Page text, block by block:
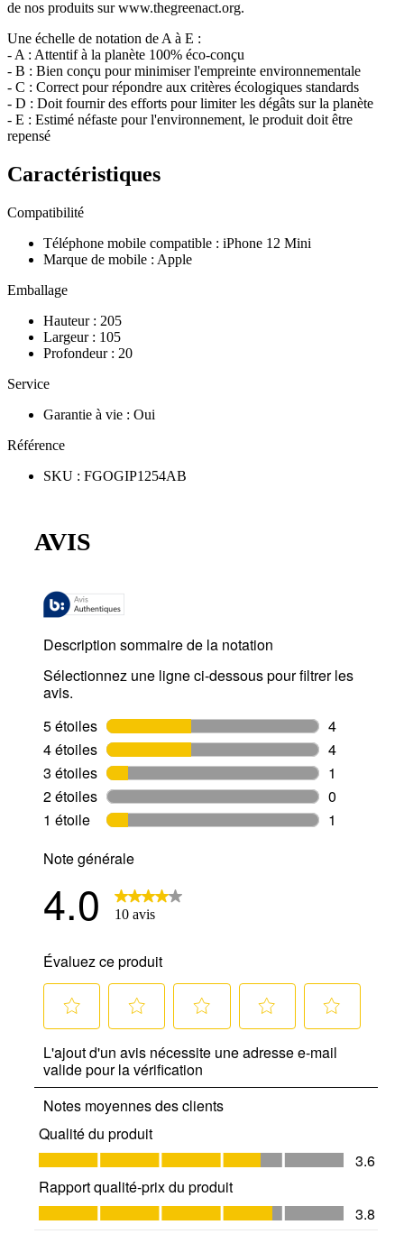
de nos produits sur www.thegreenact.org.
Une échelle de notation de A à E :
- A : Attentif à la planète 100% éco-conçu
- B : Bien conçu pour minimiser l'empreinte environnementale
- C : Correct pour répondre aux critères écologiques standards
- D : Doit fournir des efforts pour limiter les dégâts sur la planète
- E : Estimé néfaste pour l'environnement, le produit doit être
repensé
Caractéristiques
Compatibilité
Téléphone mobile compatible : iPhone 12 Mini
Marque de mobile : Apple
Emballage
Hauteur : 205
Largeur : 105
Profondeur : 20
Service
Garantie à vie : Oui
Référence
SKU : FGOGIP1254AB